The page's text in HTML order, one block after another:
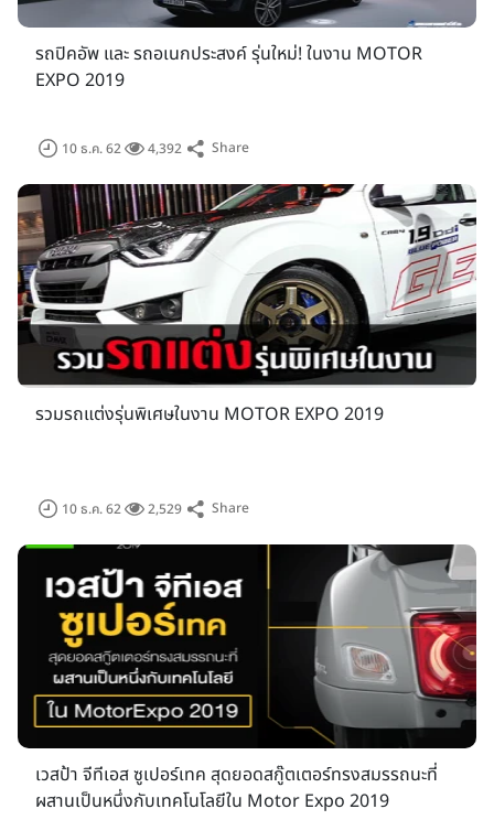
ไปแล้ว ยังมีโปรโมชั่นเด็ดๆ ให้ลูกค้าได้จองกันในงาน
นอกจากนี้ยังมีกิจกรรมที่น่าสนใจอื่นๆ อาทิ "ขับเป็น... ขับปลอดภัย
กับ สื่อสากล" (SKILL DRIVING EXPERIENCE) โรงเรียนพัฒนา
ทักษะการขับขี่รถขับเคลื่อนสี่ล้อ หรือ SPIRIT OF THE 4x4
DRIVING SCHOOL จัดพื้นที่ต้อนรับผู้ชื่นชอบรถขับเคลื่อน 4 ล้อ
ฯลฯ
รถปิคอัพ และ รถอเนกประสงค์ รุ่นใหม่! ในงาน MOTOR
EXPO 2019
10 ธ.ค. 62 4,392 Share
รวมรถแต่งรุ่นพิเศษในงาน MOTOR EXPO 2019
10 ธ.ค. 62 2,529 Share
เวสป้า จีทีเอส ซูเปอร์เทค สุดยอดสกู๊ตเตอร์ทรงสมรรถนะที่
ผสานเป็นหนึ่งกับเทคโนโลยีใน Motor Expo 2019